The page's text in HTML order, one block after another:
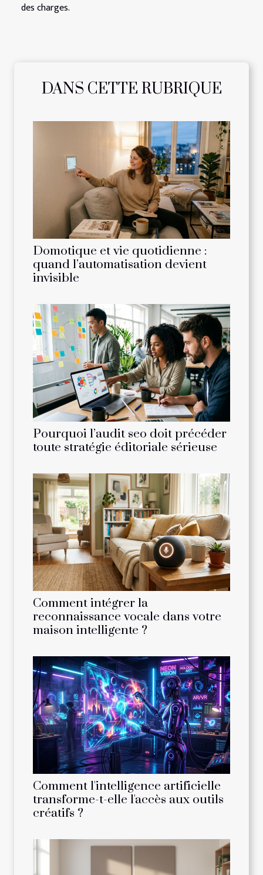
des charges.
DANS CETTE RUBRIQUE
Domotique et vie quotidienne :
quand l’automatisation devient
invisible
Pourquoi l’audit seo doit précéder
toute stratégie éditoriale sérieuse
Comment intégrer la
reconnaissance vocale dans votre
maison intelligente ?
Comment l'intelligence artificielle
transforme-t-elle l'accès aux outils
créatifs ?